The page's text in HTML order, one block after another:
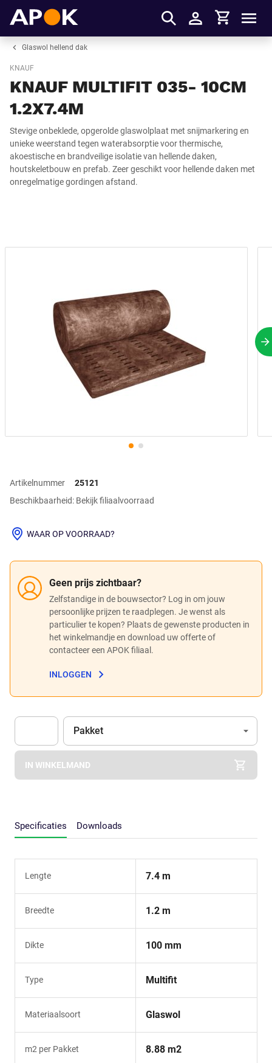
Inloggen
Winkelmandje
Glaswol hellend dak
KNAUF
KNAUF MULTIFIT 035- 10CM
1.2X7.4M
Stevige onbeklede, opgerolde glaswolplaat met snijmarkering en
unieke weerstand tegen waterabsorptie voor thermische,
akoestische en brandveilige isolatie van hellende daken,
houtskeletbouw en prefab. Zeer geschikt voor hellende daken met
onregelmatige gordingen afstand.
Artikelnummer
25121
Beschikbaarheid: Bekijk filiaalvoorraad
Geen prijs zichtbaar?
Zelfstandige in de bouwsector? Log in om jouw
persoonlijke prijzen te raadplegen. Je wenst als
particulier te kopen? Plaats de gewenste producten in
het winkelmandje en download uw offerte of
contacteer een APOK filiaal.
INLOGGEN
WAAR OP VOORRAAD?
Apok.Product.Detail.AddToCart.Quantity (Optioneel)
Eenheid
Pakket
IN WINKELMAND
Specificaties Downloads
Lengte 7.4 m
Breedte 1.2 m
Dikte 100 mm
Type Multifit
Materiaalsoort Glaswol
m2 per Pakket 8.88 m2